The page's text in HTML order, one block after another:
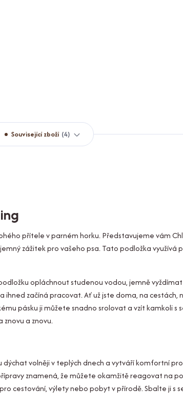
Související zboží 4
přítele v parném horku. Představujeme vám
zážitek pro vašeho psa. Tato podložka využívá
opláchnout studenou vodou, jemně
začíná pracovat. Ať už jste doma, na cestách,
pásku ji můžete snadno srolovat a vzít kamkoli s
a znovu.
dýchat volněji v teplých dnech a vytváří komfortní
znamená, že můžete okamžitě reagovat na
cestování, výlety nebo pobyt v přírodě. Sbalte ji s